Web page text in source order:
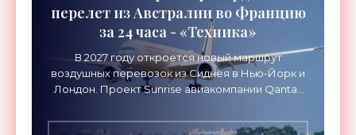
перелет из Австралии во Францию
за 24 часа - «Техника»
В 2027 году откроется новый маршрут
воздушных перевозок из Сиднея в Нью-Йорк и
Лондон. Проект Sunrise авиакомпании Qantas
длительностью до 24